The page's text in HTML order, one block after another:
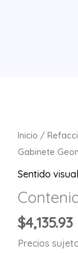
Inicio /
Gabinete
Sentido visual
$4,135.93
Precios
Contenido
para
Gabinete
cantidad